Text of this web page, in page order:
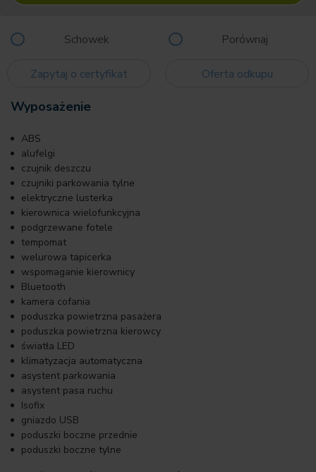
Schowek Porównaj
Zapytaj o certyfikat Oferta odkupu
Wyposażenie
ABS
alufelgi
czujnik deszczu
czujniki parkowania tylne
elektryczne lusterka
kierownica wielofunkcyjna
podgrzewane fotele
tempomat
welurowa tapicerka
wspomaganie kierownicy
Bluetooth
kamera cofania
poduszka powietrzna pasażera
poduszka powietrzna kierowcy
światła LED
klimatyzacja automatyczna
asystent parkowania
asystent pasa ruchu
Isofix
gniazdo USB
poduszki boczne przednie
poduszki boczne tylne